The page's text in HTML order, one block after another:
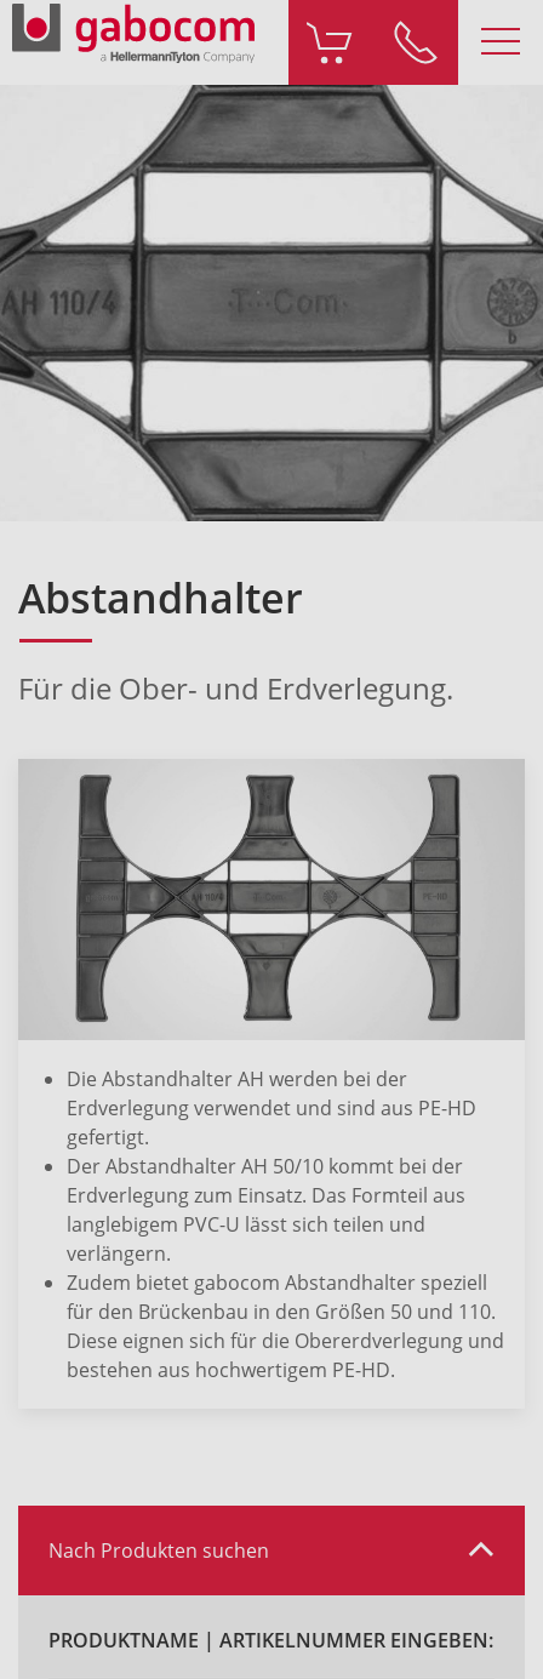
Abstandhalter
Für die Ober- und Erdverlegung.
Die Abstandhalter AH werden bei der
Erdverlegung verwendet und sind aus PE-HD
gefertigt.
Der Abstandhalter AH 50/10 kommt bei der
Erdverlegung zum Einsatz. Das Formteil aus
langlebigem PVC-U lässt sich teilen und
verlängern.
Zudem bietet gabocom Abstandhalter speziell
für den Brückenbau in den Größen 50 und 110.
Diese eignen sich für die Obererdverlegung und
bestehen aus hochwertigem PE-HD.
Nach Produkten suchen
PRODUKTNAME | ARTIKELNUMMER EINGEBEN: